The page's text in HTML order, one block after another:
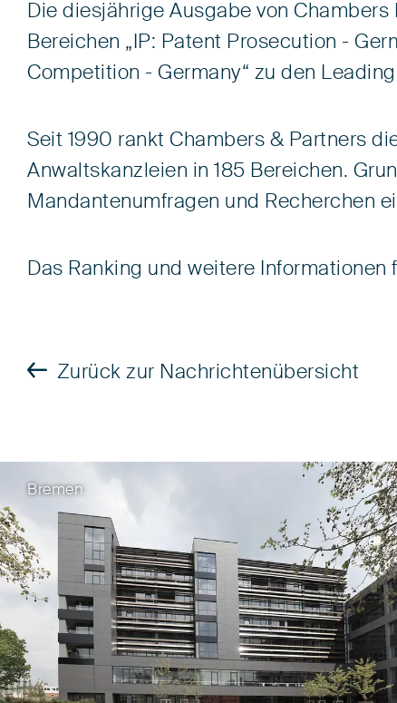
Die diesjährige Ausgabe von
Bereichen „IP: Patent Prosecution -
Competition - Germany“ zu den Leading
Seit 1990 rankt Chambers & Partners
Anwaltskanzleien in 185 Bereichen.
Mandantenumfragen und Recherchen
Das Ranking und weitere Informationen
Zurück zur Nachrichtenübersicht
Bremen